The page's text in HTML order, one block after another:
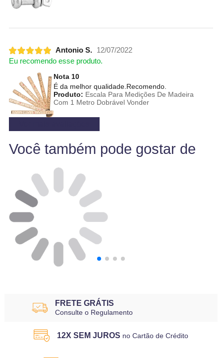
Antonio S.
12/07/2022
Eu recomendo esse produto.
Nota 10
É da melhor qualidade.Recomendo.
Produto: Escala Para Medições De Madeira
Com 1 Metro Dobrável Vonder
Você também pode gostar de
FRETE GRÁTIS
Consulte o Regulamento
12X SEM JUROS no Cartão de Crédito